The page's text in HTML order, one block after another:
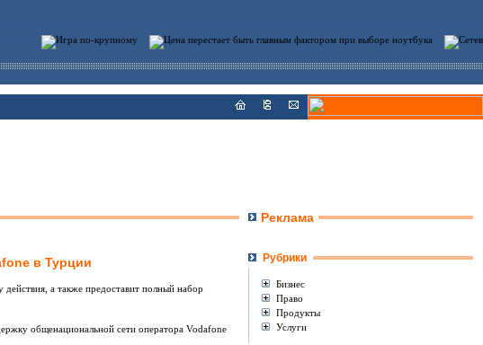
в Турции
а также предоставит полный набор
общенациональной сети оператора Vodafone
Реклама
Рубрики
Бизнес
Право
Продукты
Услуги